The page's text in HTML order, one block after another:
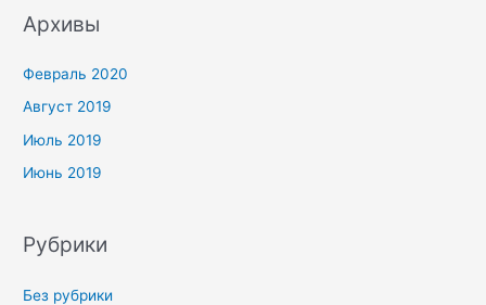
Архивы
Февраль 2020
Август 2019
Июль 2019
Июнь 2019
Рубрики
Без рубрики